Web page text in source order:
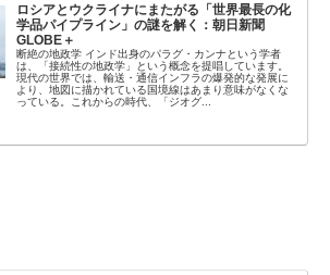
ロシアとウクライナにまたがる「世界最長の化
学品パイプライン」の謎を解く：朝日新聞
GLOBE＋
断絶の地政学 インド出身のパラグ・カンナという学者
は、「接続性の地政学」という概念を提唱しています。
現代の世界では、輸送・通信インフラの爆発的な発展に
より、地図に描かれている国境線はあまり意味がなくな
っている。これからの時代、「ジオグ...